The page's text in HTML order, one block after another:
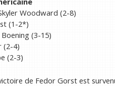
Woodward (2-8)
(1-2*)
Boening (3-15)
(2-4)
(2-3)
de Fedor Gorst est